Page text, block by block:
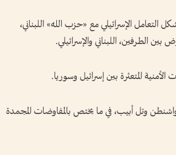
التعامل الإسرائيلي مع «حزب الله» اللبناني،
الطرفين، اللبناني والإسرائيلي.
الأمنية المتعثرة بين إسرائيل وسوريا.
وتل أبيب، في ما يختص بالمفاوضات المجمدة